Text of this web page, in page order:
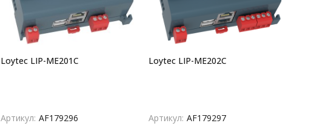
Loytec LIP-ME201C
Артикул: AF179296
Loytec LIP-ME202C
Артикул: AF179297